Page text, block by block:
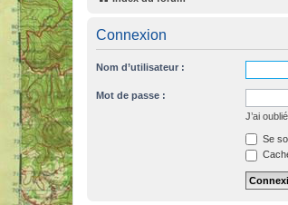
Connexion
Nom d’utilisateur :
Mot de passe :
J’ai
Se